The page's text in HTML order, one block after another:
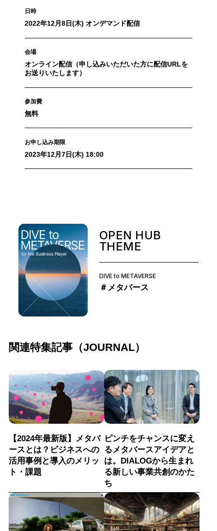
日時
2022年12月8日(木) オンデマンド配信
会場
オンライン配信（申し込みいただいた方に配信URLを
お送りいたします）
参加費
無料
お申し込み期限
2023年12月7日(木) 18:00
OPEN HUB
THEME
DIVE to METAVERSE
＃メタバース
関連特集記事（JOURNAL）
【2024年最新版】メタバ
ースとは？ビジネスへの
活用事例と導入のメリッ
ト・課題
ピンチをチャンスに変え
るメタバースアイデアと
は。DIALOGから生まれ
る新しい事業共創のかた
ち